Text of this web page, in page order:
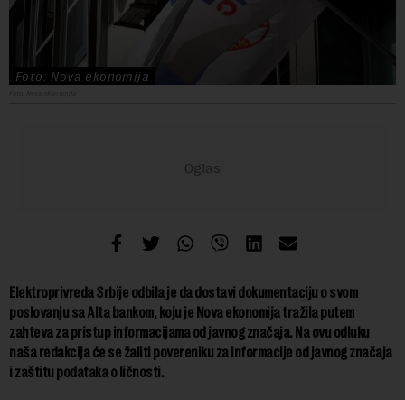
Foto: Nova ekonomija
Elektroprivreda Srbije odbila je da dostavi dokumentaciju o svom
poslovanju sa Alta bankom, koju je Nova ekonomija tražila putem
zahteva za pristup informacijama od javnog značaja. Na ovu odluku
naša redakcija će se žaliti povereniku za informacije od javnog značaja
i zaštitu podataka o ličnosti.